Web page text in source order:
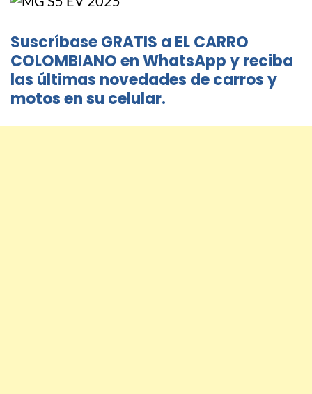
Suscríbase GRATIS a EL CARRO
COLOMBIANO en WhatsApp y reciba
las últimas novedades de carros y
motos en su celular.